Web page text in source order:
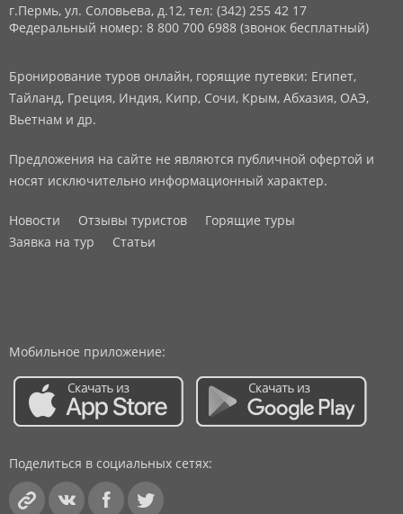
г.Пермь, ул. Соловьева, д.12, тел: (342) 255 42 17
Федеральный номер: 8 800 700 6988 (звонок бесплатный)
Бронирование туров онлайн, горящие путевки: Египет,
Тайланд, Греция, Индия, Кипр, Сочи, Крым, Абхазия, ОАЭ,
Вьетнам и др.
Предложения на сайте не являются публичной офертой и
носят исключительно информационный характер.
Новости Отзывы туристов
Горящие туры
Заявка на тур
Статьи
Мобильное приложение:
Поделиться в социальных сетях: